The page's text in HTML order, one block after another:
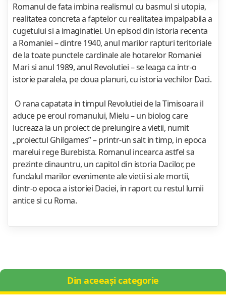
Romanul de fata imbina realismul cu basmul si utopia,
realitatea concreta a faptelor cu realitatea impalpabila a
cugetului si a imaginatiei. Un episod din istoria recenta
a Romaniei – dintre 1940, anul marilor rapturi teritoriale
de la toate punctele cardinale ale hotarelor Romaniei
Mari si anul 1989, anul Revolutiei – se leaga ca intr‑o
istorie paralela, pe doua planuri, cu istoria vechilor Daci.
O rana capatata in timpul Revolutiei de la Timisoara il
aduce pe eroul romanului, Mielu – un biolog care
lucreaza la un proiect de prelungire a vietii, numit
„proiectul Ghilgames” – printr‑un salt in timp, in epoca
marelui rege Burebista. Romanul incearca astfel sa
prezinte dinauntru, un capitol din istoria Dacilor, pe
fundalul marilor evenimente ale vietii si ale mortii,
dintr‑o epoca a istoriei Daciei, in raport cu restul lumii
antice si cu Roma.
Din aceeași categorie